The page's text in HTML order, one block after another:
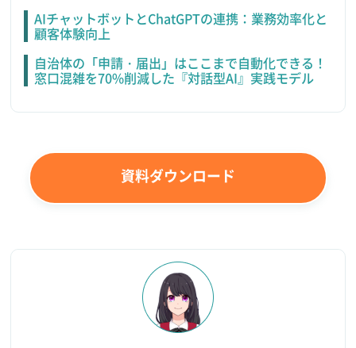
AIチャットボットとChatGPTの連携：業務効率化と
顧客体験向上
自治体の「申請・届出」はここまで自動化できる！
窓口混雑を70%削減した『対話型AI』実践モデル
資料ダウンロード